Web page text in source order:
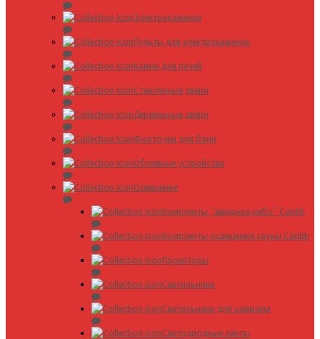
Электрокаменки
Пульты для электрокаменок
Камни для печей
Стеклянные двери
Деревянные двери
Форточки для бани
Обливные устройства
Освещение
Комплекты ՛՛звёздное небо՛՛ Cariitti
Комплекты освещения сауны Cariitti
Проекторы
Светильники
Светильники для хаммама
Светодиодные ленты